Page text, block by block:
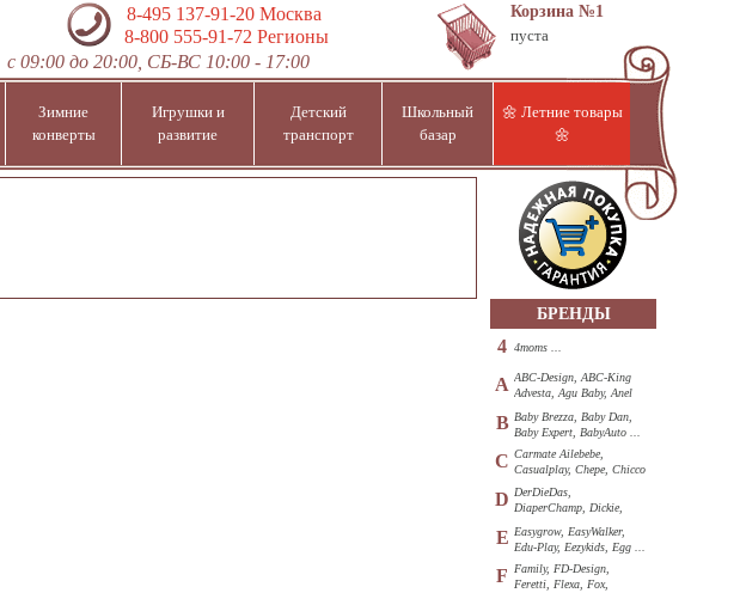
8-495 137-91-20Москва
8-800 555-91-72 Регионы
с 09:00 до 20:00, СБ-ВС 10:00 - 17:00
Корзина №1
пуста
Зимние
конверты
Игрушки и
развитие
Детский
транспорт
Школьный
базар
🌼 Летние товары
🌼
БРЕНДЫ
4 4moms ...
A ABC-Design, ABC-King
Advesta, Agu Baby, Anel
B Baby Brezza, Baby Dan,
Baby Expert, BabyAuto ...
C Carmate Ailebebe,
Casualplay, Chepe, Chicco
D DerDieDas,
DiaperChamp, Dickie,
E Easygrow, EasyWalker,
Edu-Play, Eezykids, Egg ...
F
Family, FD-Design,
Feretti, Flexa, Fox,